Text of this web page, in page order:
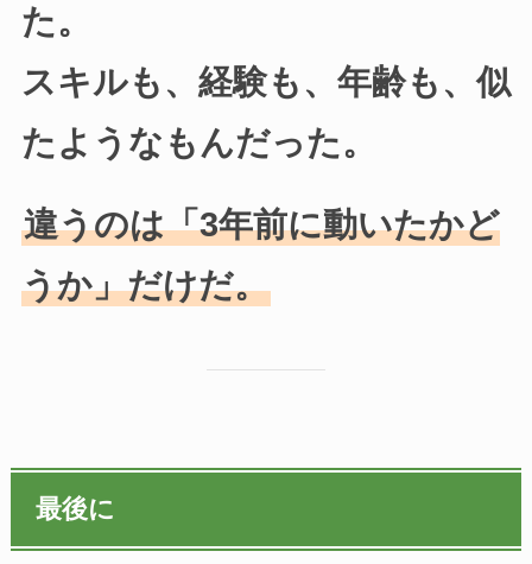
た。
スキルも、経験も、年齢も、似
たようなもんだった。
違うのは「3年前に動いたかど
うか」だけだ。
最後に